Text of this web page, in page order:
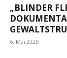
„BLINDER
6. Mai 2025